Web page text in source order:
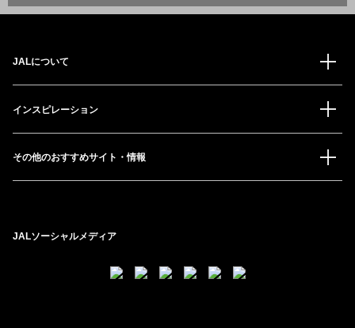
JALについて
インスピレーション
その他のおすすめサイト・情報
JALソーシャルメディア